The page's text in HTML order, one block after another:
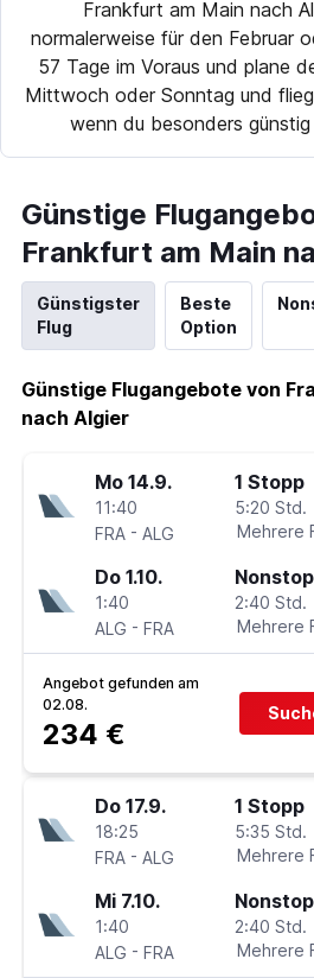
Frankfurt am Main nach
normalerweise für den Februar
57 Tage im Voraus und plane
Mittwoch oder Sonntag und
wenn du besonders
Günstige
Frankfurt am Main
Günstigster
Flug
Beste
Option
Günstige Flugangebote von
nach Algier
Mo 14.9.
11:40
FRA - ALG
1 Stopp
5:20 Std.
Mehrere
Do 1.10.
1:40
ALG - FRA
Nonstop
2:40 Std.
Mehrere
Angebot gefunden am
02.08.
234 €
Do 17.9.
18:25
FRA - ALG
1 Stopp
5:35 Std.
Mehrere
Mi 7.10.
1:40
ALG - FRA
Nonstop
2:40 Std.
Mehrere